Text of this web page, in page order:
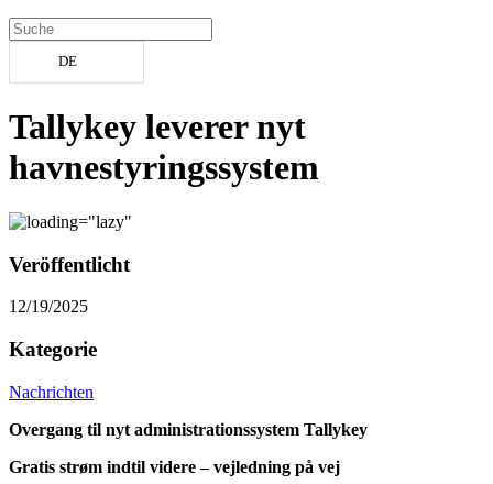
DE
Tallykey leverer nyt
havnestyringssystem
Veröffentlicht
12/19/2025
Kategorie
Nachrichten
Overgang til nyt administrationssystem Tallykey
Gratis strøm indtil videre – vejledning på vej